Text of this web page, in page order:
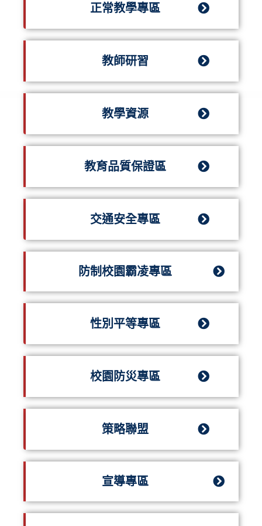
正常教學專區
教師研習
教學資源
教育品質保證區
交通安全專區
防制校園霸凌專區
性別平等專區
校園防災專區
策略聯盟
宣導專區